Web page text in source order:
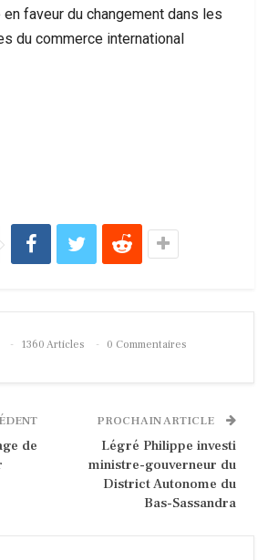
faveur du changement dans les
du commerce international
1360 Articles 0 Commentaires
de
PROCHAIN ARTICLE
Légré Philippe investi
ministre-gouverneur du
District Autonome du
Bas-Sassandra